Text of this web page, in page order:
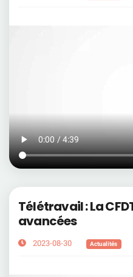
Télétravail : La
avancées
2023-08-30 Actualités